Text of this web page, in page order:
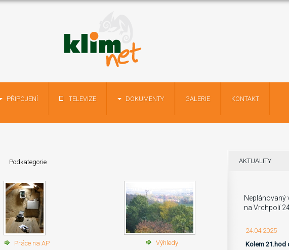
PŘIPOJENÍ TELEVIZE DOKUMENTY GALERIE KONTAKT
Podkategorie
Práce na AP
Výhledy
AKTUALITY
Neplánovaný
na Vrchpolí
24.04.2025
Kolem 21.hod